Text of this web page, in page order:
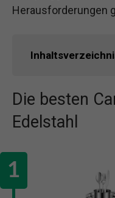
Herausforderungen
Die besten
Edelstahl